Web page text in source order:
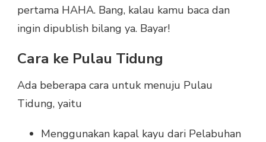
pertama HAHA. Bang, kalau kamu baca dan
ingin dipublish bilang ya. Bayar!
Cara ke Pulau Tidung
Ada beberapa cara untuk menuju Pulau
Tidung, yaitu
Menggunakan kapal kayu dari Pelabuhan